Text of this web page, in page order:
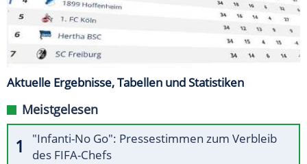
Aktuelle Ergebnisse, Tabellen und Statistiken
Meistgelesen
"Infanti-No Go": Pressestimmen zum Verbleib
des FIFA-Chefs